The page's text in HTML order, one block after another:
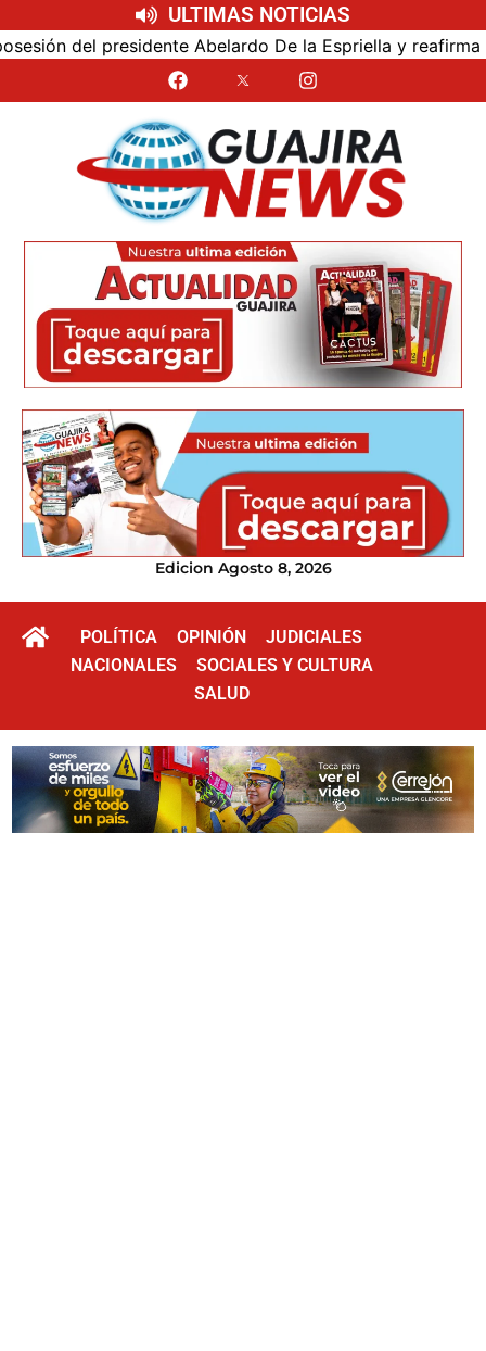
ULTIMAS NOTICIAS
presidente Abelardo De la Espriella y reafirma su
Edicion Agosto 8, 2026
POLÍTICA OPINIÓN
JUDICIALES
NACIONALES
SOCIALES Y CULTURA
SALUD